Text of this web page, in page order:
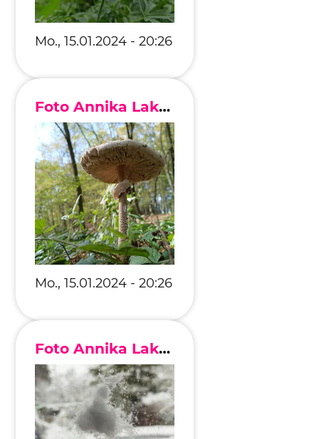
Mo., 15.01.2024 - 20:26
Foto Annika Lakomy
Mo., 15.01.2024 - 20:26
Foto Annika Lakomy